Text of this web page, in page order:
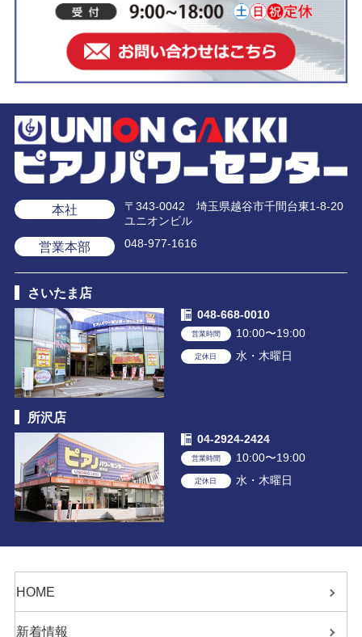
本社
〒343-0042 埼玉県越谷市千間台東1-8-20
ユニオンビル
営業本部 048-977-1616
さいたま店
048-668-0010
営業時間 10:00〜19:00
定休日 水・木曜日
所沢店
04-2924-2424
営業時間 10:00〜19:00
定休日 水・木曜日
HOME
新着情報